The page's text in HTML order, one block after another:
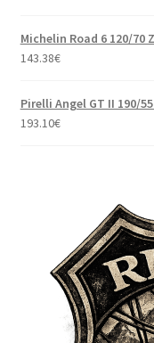
Michelin Road 6 120/70
143.38€
Pirelli Angel GT II 190/
193.10€